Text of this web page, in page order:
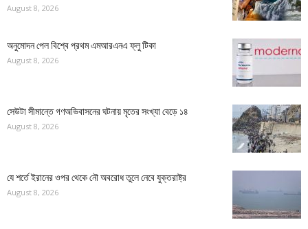
August 8, 2026
অনুমোদন পেল বিশ্বে প্রথম এমআরএনএ ফ্লু টিকা
August 8, 2026
সেউটা সীমান্তে গণঅভিবাসনের ঘটনায় মৃতের সংখ্যা বেড়ে ১৪
August 8, 2026
যে শর্তে ইরানের ওপর থেকে নৌ অবরোধ তুলে নেবে যুক্তরাষ্ট্র
August 8, 2026